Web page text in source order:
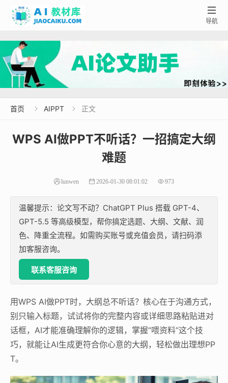

导航
首页  AIPPT  正文
WPS AI做PPT不听话？一招搞定大纲
难题
lunwen 2026-01-30 08:01:02 973
温馨提示：论文写不动？ChatGPT Plus 搭载 GPT-4、
GPT-5.5 等高级模型，帮你搞定选题、大纲、文献、润
色、降重全流程。如需购买账号或充值会员，请扫码添
加客服咨询。
联系客服咨询
用WPS AI做PPT时，大纲总不听话？核心在于沟通方式，
别只输入标题，试试将你的完整内容或详细思路粘贴进对
话框，AI才能准确理解你的逻辑，掌握“喂资料”这个技
巧，就能让AI生成更符合你心意的大纲，轻松做出理想PP
T。